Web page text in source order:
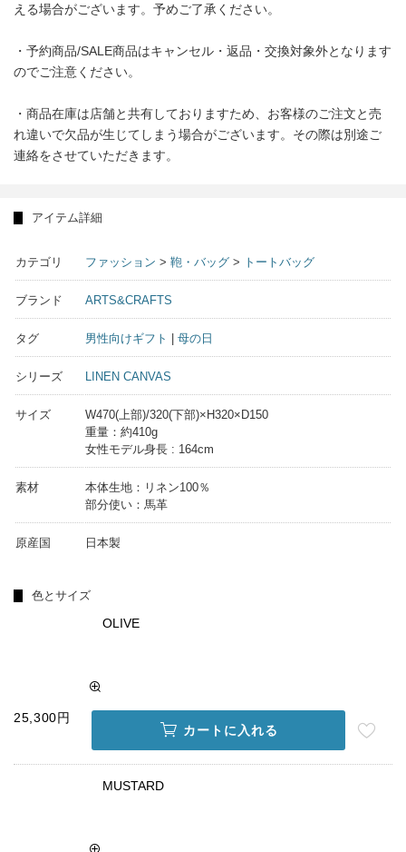
える場合がございます。予めご了承ください。
・予約商品/SALE商品はキャンセル・返品・交換対象外となります
のでご注意ください。
・商品在庫は店舗と共有しておりますため、お客様のご注文と売
れ違いで欠品が生じてしまう場合がございます。その際は別途ご
連絡をさせていただきます。
アイテム詳細
カテゴリ ファッション > 鞄・バッグ > トートバッグ
ブランド ARTS&CRAFTS
タグ 男性向けギフト 母の日
シリーズ LINEN CANVAS
サイズ
W470(上部)/320(下部)×H320×D150
重量：約410g
女性モデル身長 : 164cm
素材
本体生地：リネン100％
部分使い：馬革
原産国 日本製
色とサイズ
OLIVE
25,300円
カートに入れる
MUSTARD